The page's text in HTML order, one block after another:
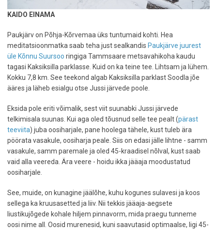
KAIDO EINAMA
Paukjärv on Põhja-Kõrvemaa üks tuntumaid kohti. Hea
meditatsioonmatka saab teha just sealkandis Paukjärve juurest
üle Kõnnu Suursoo ringiga Tammsaare metsavahikoha kaudu
tagasi Kaksiksilla parklasse. Kuid on ka teine tee. Lihtsam ja lühem.
Kokku 7,8 km. See teekond algab Kaksiksilla parklast Soodla jõe
ääres ja läheb esialgu otse Jussi järvede poole.
Eksida pole eriti võimalik, sest viit suunabki Jussi järvede
telkimisala suunas. Kui aga oled tõusnud selle tee pealt (pärast
teeviita) juba oosiharjale, pane hoolega tähele, kust tuleb ära
pöörata vasakule, oosiharja peale. Siis on edasi jälle lihtne - samm
vasakule, samm paremale ja oled 45-kraadisel nõlval, kust saab
vaid alla veereda. Ära veere - hoidu ikka jääaja moodustatud
oosiharjale.
See, muide, on kunagine jäälõhe, kuhu kogunes sulavesi ja koos
sellega ka kruusasetted ja liiv. Nii tekkis jääaja-aegsete
liustikujõgede kohale hiljem pinnavorm, mida praegu tunneme
oosi nime all. Oosid murenesid, kuni saavutasid optimaalse, ligi 45-